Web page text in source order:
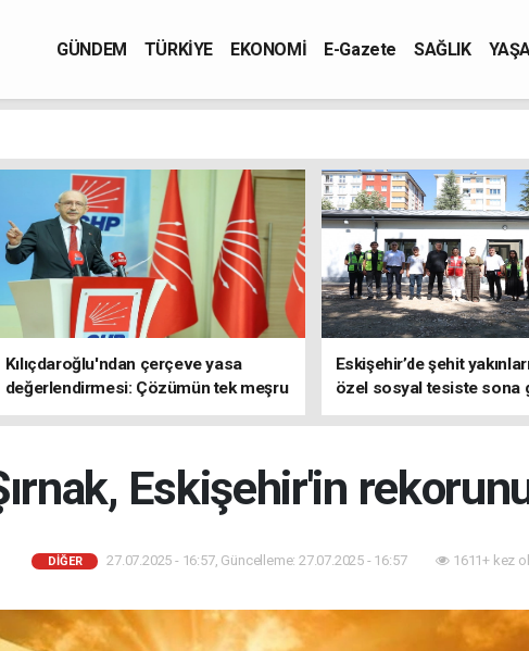
GÜNDEM TÜRKİYE EKONOMİ E-Gazete SAĞLIK
Kılıçdaroğlu'ndan çerçeve yasa
değerlendirmesi: Çözümün tek meşru
adresi TBMM'dir
Eskişehir’de şehit
özel sosyal tesiste sona
Eskişehir'in
DİĞER 27.07.2025 - 16:57, Güncelleme: 27.07.2025 - 16:57 1611+ kez